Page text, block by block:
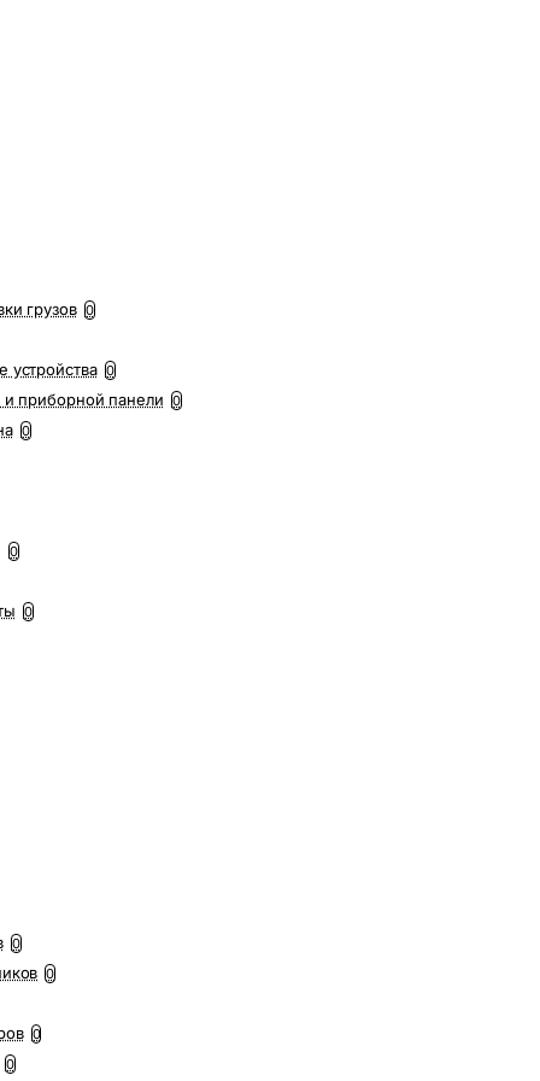
грузов 0
устройства 0
приборной панели 0
0
0
0
0
0
0
0